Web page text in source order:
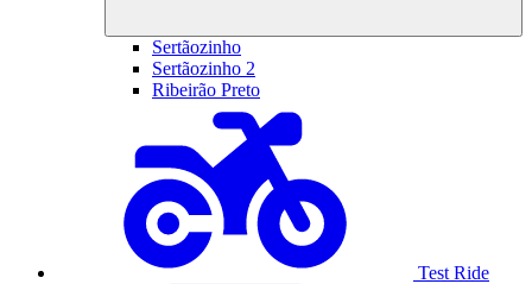
Sertãozinho
Sertãozinho 2
Ribeirão Preto
Test Ride